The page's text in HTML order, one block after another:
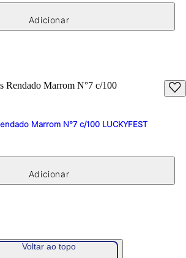
Marrom N°7 c/100 LUCKYFEST
Voltar ao topo